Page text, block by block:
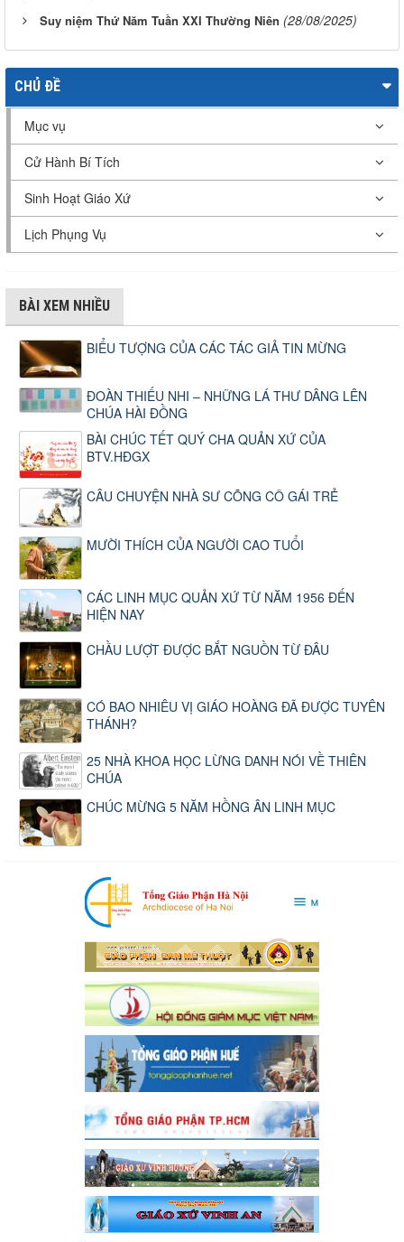
Suy niệm Thứ Năm Tuần XXI Thường Niên (28/08/2025)
CHỦ ĐỀ
Mục vụ
Cử Hành Bí Tích
Sinh Hoạt Giáo Xứ
Lịch Phụng Vụ
BÀI XEM NHIỀU
BIỂU TƯỢNG CỦA CÁC TÁC GIẢ TIN MỪNG
ĐOÀN THIẾU NHI – NHỮNG LÁ THƯ DÂNG LÊN
CHÚA HÀI ĐỒNG
BÀI CHÚC TẾT QUÝ CHA QUẢN XỨ CỦA
BTV.HĐGX
CÂU CHUYỆN NHÀ SƯ CÕNG CÔ GÁI TRẺ
MƯỜI THÍCH CỦA NGƯỜI CAO TUỔI
CÁC LINH MỤC QUẢN XỨ TỪ NĂM 1956 ĐẾN
HIỆN NAY
CHẦU LƯỢT ĐƯỢC BẮT NGUỒN TỪ ĐÂU
CÓ BAO NHIÊU VỊ GIÁO HOÀNG ĐÃ ĐƯỢC TUYÊN
THÁNH?
25 NHÀ KHOA HỌC LỪNG DANH NÓI VỀ THIÊN
CHÚA
CHÚC MỪNG 5 NĂM HỒNG ÂN LINH MỤC